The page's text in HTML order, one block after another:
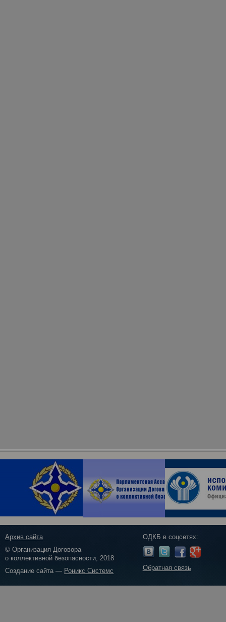
Архив сайта
© Организация Договора
о коллективной безопасности, 2018
Создание сайта — Роникс Системс
ОДКБ в соцсетях:
Обратная связь